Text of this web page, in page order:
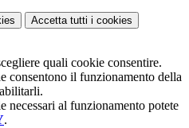
Accetta tutti i cookies
quali cookie consentire.
consentono il funzionamento della
necessari al funzionamento potete
.